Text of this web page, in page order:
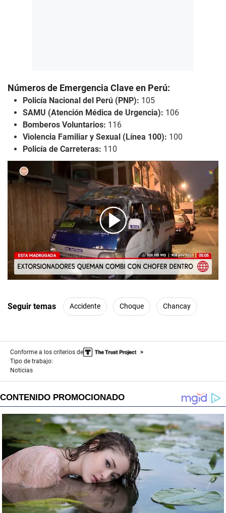
Números de Emergencia Clave en Perú:
Policía Nacional del Perú (PNP): 105
SAMU (Atención Médica de Urgencia): 106
Bomberos Voluntarios: 116
Violencia Familiar y Sexual (Línea 100): 100
Policía de Carreteras: 110
00:00/01:28
Seguir temas Accidente Choque Chancay
Conforme a los criterios de
Tipo de trabajo:
Noticias